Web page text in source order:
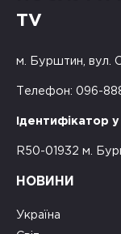
TV
м. Бурштин, вул.
Телефон: 096-
Ідентифікатор
R50-01932 м.
НОВИНИ
Україна